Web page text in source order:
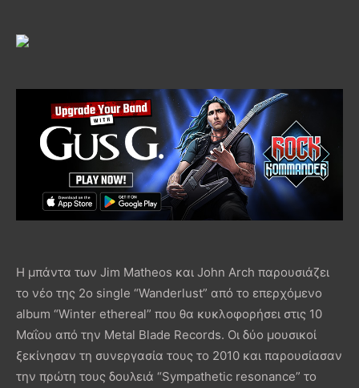
Η μπάντα των Jim Matheos και John Arch παρουσιάζει
το νέο της 2ο single “Wanderlust” από το επερχόμενο
album “Winter ethereal” που θα κυκλοφορήσει στις 10
Μαΐου από την Metal Blade Records. Οι δύο μουσικοί
ξεκίνησαν τη συνεργασία τους το 2010 και παρουσίασαν
την πρώτη τους δουλειά “Sympathetic resonance” το